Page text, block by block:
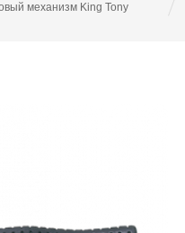
механизм King Tony